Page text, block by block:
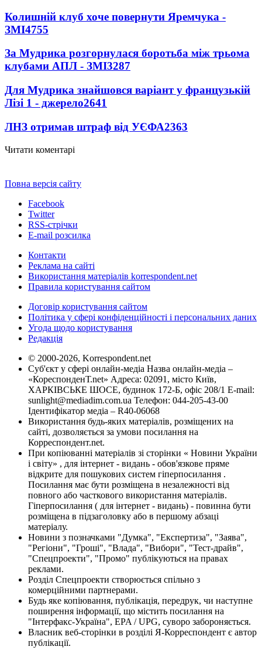
Колишній клуб хоче повернути Яремчука -
ЗМІ4755
За Мудрика розгорнулася боротьба між трьома
клубами АПЛ - ЗМІ3287
Для Мудрика знайшовся варіант у французькій
Лізі 1 - джерело2641
ЛНЗ отримав штраф від УЄФА2363
Читати коментарі
Повна версія сайту
Facebook
Twitter
RSS-стрічки
E-mail розсилка
Контакти
Реклама на сайті
Використання матеріалів korrespondent.net
Правила користування сайтом
Договір користування сайтом
Політика у сфері конфіденційності і персональних даних
Угода щодо користування
Редакція
© 2000-2026, Korrespondent.net
Суб'єкт у сфері онлайн-медіа Назва онлайн-медіа –
«КореспонденТ.net» Адреса: 02091, місто Київ,
ХАРКІВСЬКЕ ШОСЕ, будинок 172-Б, офіс 208/1 E-mail:
sunlight@mediadim.com.ua Телефон: 044-205-43-00
Ідентифікатор медіа – R40-06068
Використання будь-яких матеріалів, розміщених на
сайті, дозволяється за умови посилання на
Корреспондент.net.
При копіюванні матеріалів зі сторінки « Новини України
і світу» , для інтернет - видань - обов'язкове пряме
відкрите для пошукових систем гіперпосилання .
Посилання має бути розміщена в незалежності від
повного або часткового використання матеріалів.
Гіперпосилання ( для інтернет - видань) - повинна бути
розміщена в підзаголовку або в першому абзаці
матеріалу.
Новини з позначками "Думка", "Експертиза", "Заява",
"Регіони", "Гроші", "Влада", "Вибори", "Тест-драйв",
"Спецпроекти", "Промо" публікуються на правах
реклами.
Розділ Спецпроекти створюється спільно з
комерційними партнерами.
Будь яке копіювання, публікація, передрук, чи наступне
поширення інформації, що містить посилання на
"Інтерфакс-Україна", EPA / UPG, суворо забороняється.
Власник веб-сторінки в розділі Я-Корреспондент є автор
публікації.